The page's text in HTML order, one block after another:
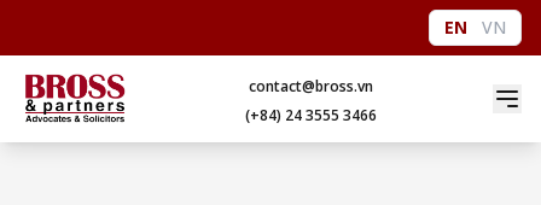
EN VN
contact@bross.vn
(+84) 24 3555 3466